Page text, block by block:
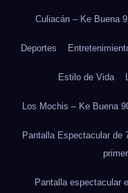
Culiacán – Ke Buena
Deportes
Estilo de Vida
Los Mochis – Ke Buena
Pantalla Espectacular de
Pantalla espectacular